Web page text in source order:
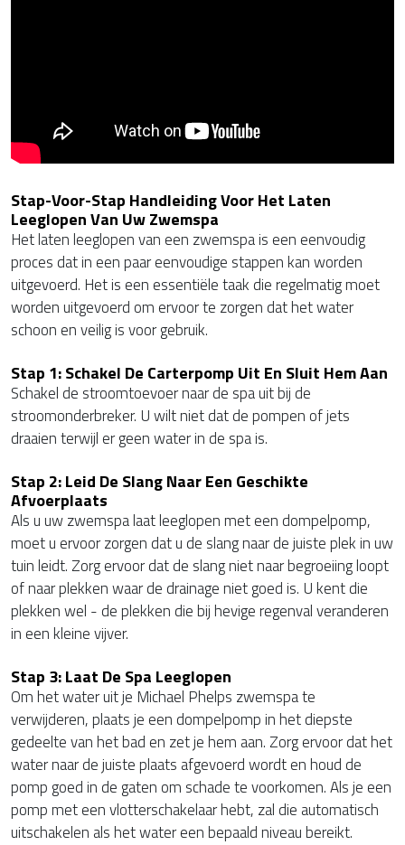
Stap-Voor-Stap Handleiding Voor Het Laten
Leeglopen Van Uw Zwemspa
Het laten leeglopen van een zwemspa is een eenvoudig
proces dat in een paar eenvoudige stappen kan worden
uitgevoerd. Het is een essentiële taak die regelmatig moet
worden uitgevoerd om ervoor te zorgen dat het water
schoon en veilig is voor gebruik.
Stap 1: Schakel De Carterpomp Uit En Sluit Hem Aan
Schakel de stroomtoevoer naar de spa uit bij de
stroomonderbreker. U wilt niet dat de pompen of jets
draaien terwijl er geen water in de spa is.
Stap 2: Leid De Slang Naar Een Geschikte
Afvoerplaats
Als u uw zwemspa laat leeglopen met een dompelpomp,
moet u ervoor zorgen dat u de slang naar de juiste plek in uw
tuin leidt. Zorg ervoor dat de slang niet naar begroeiing loopt
of naar plekken waar de drainage niet goed is. U kent die
plekken wel - de plekken die bij hevige regenval veranderen
in een kleine vijver.
Stap 3: Laat De Spa Leeglopen
Om het water uit je Michael Phelps zwemspa te
verwijderen, plaats je een dompelpomp in het diepste
gedeelte van het bad en zet je hem aan. Zorg ervoor dat het
water naar de juiste plaats afgevoerd wordt en houd de
pomp goed in de gaten om schade te voorkomen. Als je een
pomp met een vlotterschakelaar hebt, zal die automatisch
uitschakelen als het water een bepaald niveau bereikt.